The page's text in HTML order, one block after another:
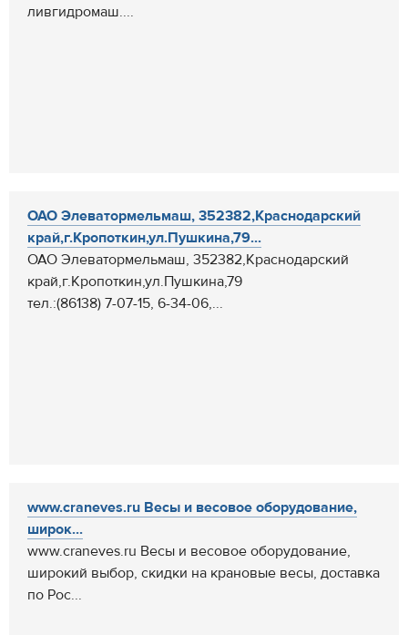
ливгидромаш....
ОАО Элеватормельмаш, 352382,Краснодарский
край,г.Кропоткин,ул.Пушкина,79...
ОАО Элеватормельмаш, 352382,Краснодарский
край,г.Кропоткин,ул.Пушкина,79
тел.:(86138) 7-07-15, 6-34-06,...
www.craneves.ru Весы и весовое оборудование,
широк...
www.craneves.ru Весы и весовое оборудование,
широкий выбор, скидки на крановые весы, доставка
по Рос...